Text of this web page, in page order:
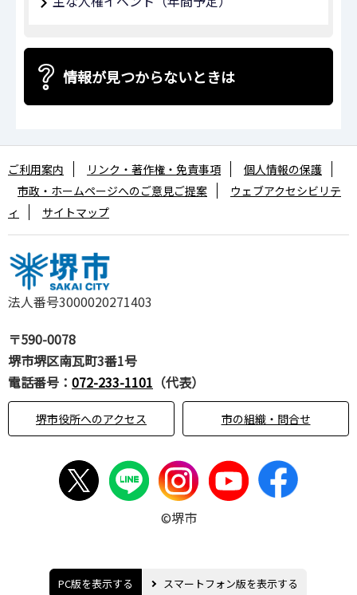
情報が見つからないときは
法人番号3000020271403
〒590-0078
堺市堺区南瓦町3番1号
電話番号： 072-233-1101 （代表）
堺市役所へのアクセス 市の組織・問合せ
ご利用案内 リンク・著作権・免責事項
個人情報の保護
市政・ホームページへのご意見ご提案
ウェブアクセシビリテ
ィ
サイトマップ
©堺市
PC版を表示する スマートフォン版を表示する